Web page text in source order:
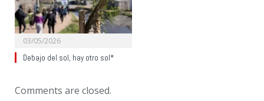
03/05/2026
Debajo del sol, hay otro sol*
Comments are closed.